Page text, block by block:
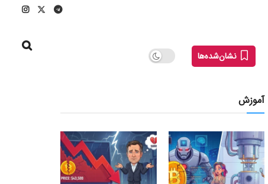
نشان‌شده‌ها
آموزش